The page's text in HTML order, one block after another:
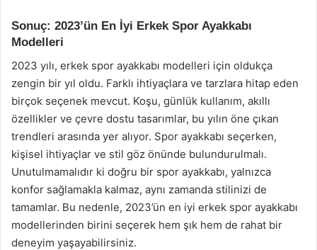
Sonuç: 2023’ün En İyi Erkek Spor Ayakkabı
Modelleri
2023 yılı, erkek spor ayakkabı modelleri için oldukça
zengin bir yıl oldu. Farklı ihtiyaçlara ve tarzlara hitap eden
birçok seçenek mevcut. Koşu, günlük kullanım, akıllı
özellikler ve çevre dostu tasarımlar, bu yılın öne çıkan
trendleri arasında yer alıyor. Spor ayakkabı seçerken,
kişisel ihtiyaçlar ve stil göz önünde bulundurulmalı.
Unutulmamalıdır ki doğru bir spor ayakkabı, yalnızca
konfor sağlamakla kalmaz, aynı zamanda stilinizi de
tamamlar. Bu nedenle, 2023’ün en iyi erkek spor ayakkabı
modellerinden birini seçerek hem şık hem de rahat bir
deneyim yaşayabilirsiniz.